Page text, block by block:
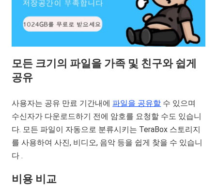
모든 크기의 파일을 가족 및 친구와 쉽게
공유
사용자는 공유 만료 기간내에 파일을 공유할 수 있으며
수신자가 다운로드하기 전에 암호를 요청할 수도 있습니
다. 모든 파일이 자동으로 분류시키는 TeraBox 스토리지
를 사용하여 사진, 비디오, 음악 등을 쉽게 찾을 수 있습니
다 .
비용 비교